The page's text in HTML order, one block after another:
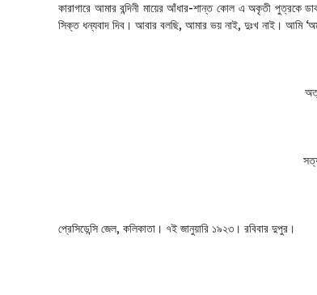
কারাগারে আমার বন্দিনী মায়ের আঁধার-শান্ত কোল এ অকৃতী পুত্রকে
সিক্ত ধন্যবাদ দিব। আবার বলছি, আমার ভয় নাই, দুঃখ নাই। আমি
প্রেসিডেন্সি জেল, কলিকাতা। ৭ই জানুয়ারি ১৯২৩। রবিবার দুপুর।